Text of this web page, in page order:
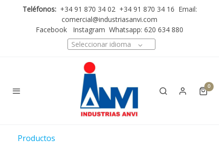
Teléfonos: +34 91 870 34 02 +34 91 870 34 16 Email:
comercial@industriasanvi.com
Facebook
Instagram Whatsapp: 620 634 880
Seleccionar idioma
0
Productos